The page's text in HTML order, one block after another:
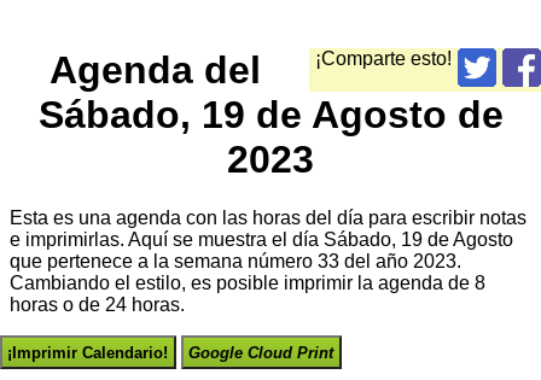
¡Comparte esto!
Agenda del
Sábado, 19 de Agosto de
2023
Esta es una agenda con las horas del día para escribir notas
e imprimirlas. Aquí se muestra el día Sábado, 19 de Agosto
que pertenece a la semana número 33 del año 2023.
Cambiando el estilo, es posible imprimir la agenda de 8
horas o de 24 horas.
¡Imprimir Calendario! Google Cloud Print